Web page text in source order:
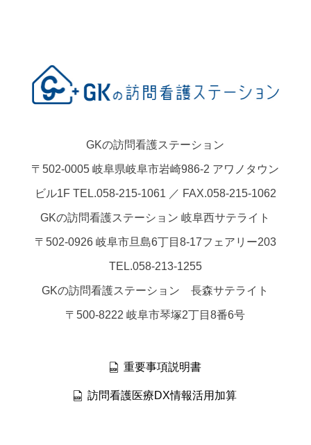
GKの訪問看護ステーション
〒502-0005 岐阜県岐阜市岩崎986-2 アワノタウン
ビル1F TEL.058-215-1061 ／ FAX.058-215-1062
GKの訪問看護ステーション 岐阜西サテライト
〒502-0926 岐阜市旦島6丁目8-17フェアリー203
TEL.058-213-1255
GKの訪問看護ステーション 長森サテライト
〒500-8222 岐阜市琴塚2丁目8番6号
重要事項説明書
訪問看護医療DX情報活用加算